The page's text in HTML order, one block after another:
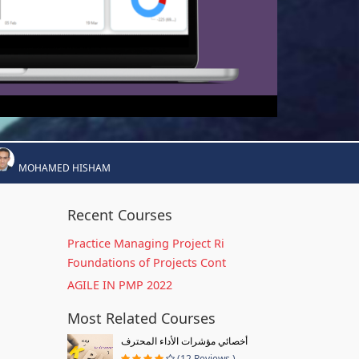
MOHAMED HISHAM
Recent Courses
Practice Managing Project Ri
Foundations of Projects Cont
AGILE IN PMP 2022
Most Related Courses
أخصائي مؤشرات الأداء المحترف